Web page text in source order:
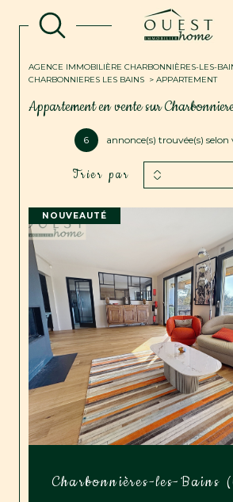
AGENCE IMMOBILIÈRE CHARBONNIÈRES-LES-
CHARBONNIERES LES BAINS
APPARTEMENT
Appartement en vente sur
6 annonce(s) trouvée(s) selon
Trier par
Charbonnières-les-Bains
NOUVEAUTÉ